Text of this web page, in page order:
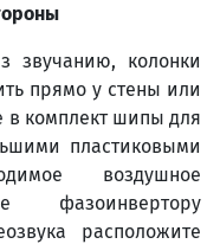
звучанию, колонки
прямо у стены или
в комплект шипы для
пластиковыми
воздушное
фазоинвертору
расположите